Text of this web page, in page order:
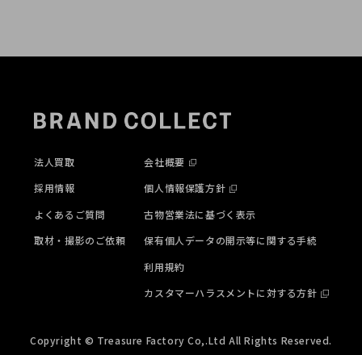
法人買取
採用情報
よくあるご質問
取材・撮影のご依頼
会社概要
個人情報保護方針
古物営業法に基づく表示
保有個人データの開示等に関する手続
利用規約
カスタマーハラスメントに対する方針
Copyright © Treasure Factory Co,.Ltd All Rights Reserved.